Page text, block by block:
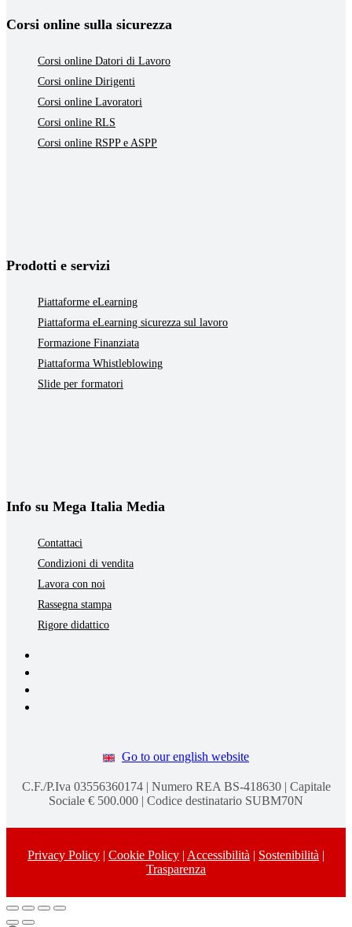
Corsi online sulla sicurezza
Corsi online Datori di Lavoro
Corsi online Dirigenti
Corsi online Lavoratori
Corsi online RLS
Corsi online RSPP e ASPP
Prodotti e servizi
Piattaforme eLearning
Piattaforma eLearning sicurezza sul lavoro
Formazione Finanziata
Piattaforma Whistleblowing
Slide per formatori
Info su Mega Italia Media
Contattaci
Condizioni di vendita
Lavora con noi
Rassegna stampa
Rigore didattico
Go to our english website
C.F./P.Iva 03556360174 | Numero REA BS-418630 | Capitale
Sociale € 500.000 | Codice destinatario SUBM70N
Privacy Policy | Cookie Policy | Accessibilità | Sostenibilità |
Trasparenza